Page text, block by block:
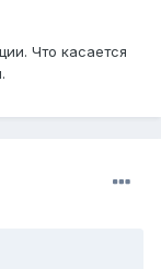
Что касается